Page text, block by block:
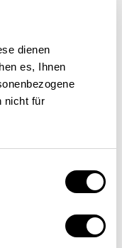
dienen
es, Ihnen
nicht für
Die
früh